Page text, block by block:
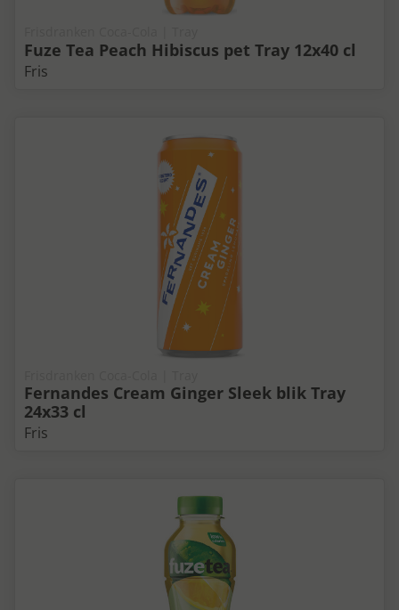
Fuze Tea Peach Hibiscus pet Tray 12x40 cl
Fris
Fernandes Cream Ginger Sleek blik Tray
24x33 cl
Fris